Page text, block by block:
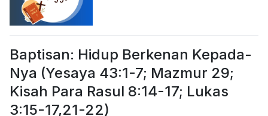
Baptisan: Hidup Berkenan Kepada-
Nya (Yesaya 43:1-7; Mazmur 29;
Kisah Para Rasul 8:14-17; Lukas
3:15-17,21-22)